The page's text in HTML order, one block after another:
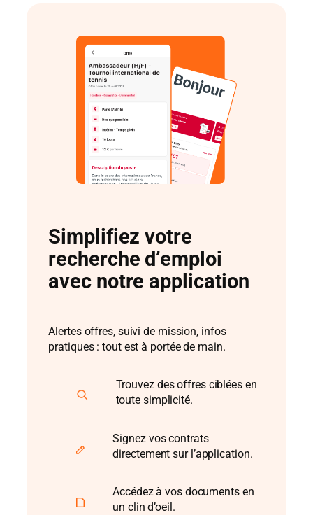
Simplifiez votre
recherche d’emploi
avec notre application
Alertes offres, suivi de mission, infos
pratiques : tout est à portée de main.
Trouvez des offres ciblées en
toute simplicité.
Signez vos contrats
directement sur l’application.
Accédez à vos documents en
un clin d’oeil.